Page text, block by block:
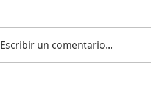
Escribir un comentario...